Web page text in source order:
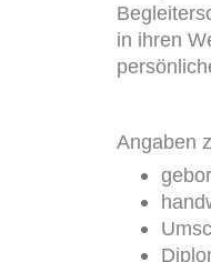
in ihren
Angaben